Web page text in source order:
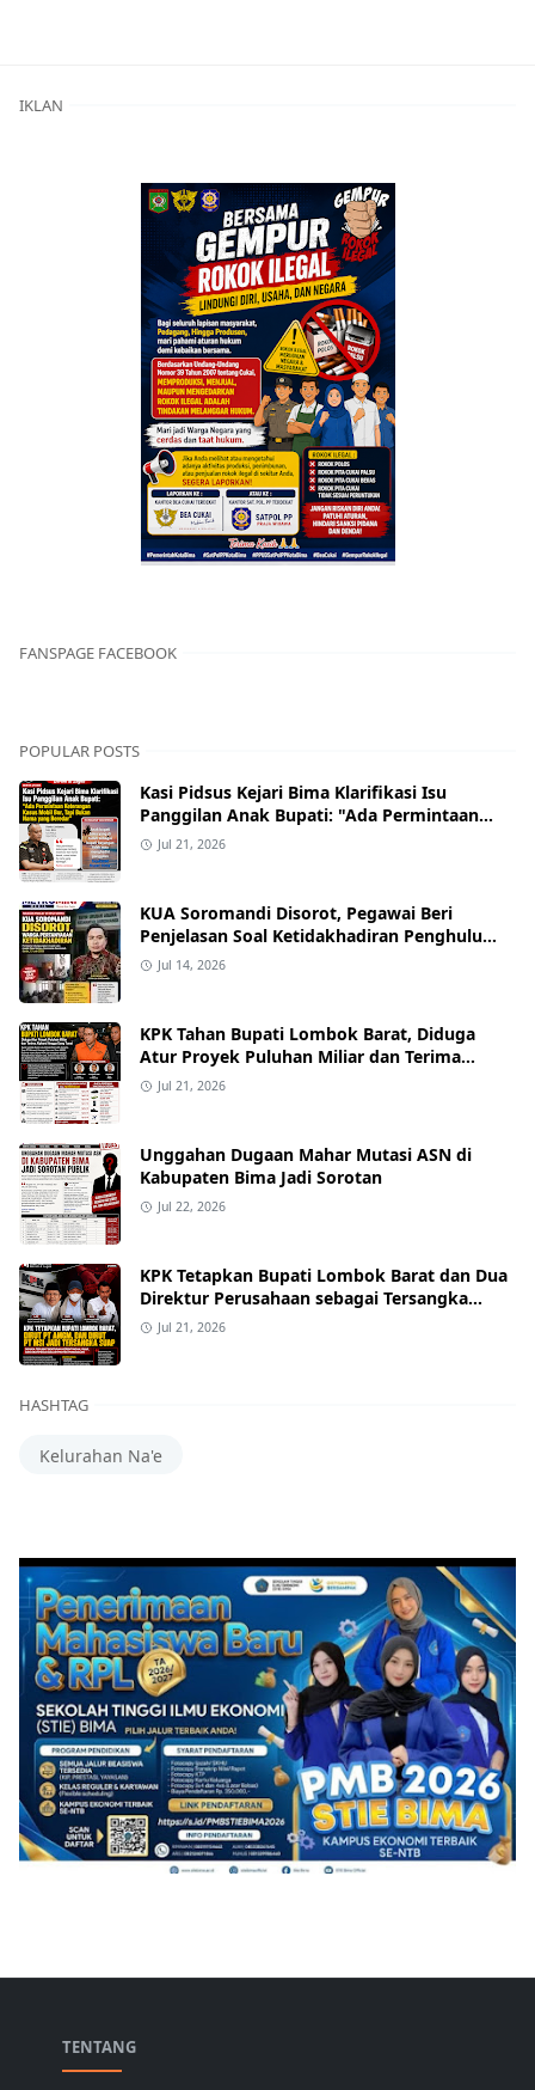
IKLAN
FANSPAGE FACEBOOK
POPULAR POSTS
Kasi Pidsus Kejari Bima Klarifikasi Isu
Panggilan Anak Bupati: "Ada Permintaan
Keterangan Kasus Mobil Bor, Tapi Bukan
Jul 21, 2026
KUA Soromandi Disorot, Pegawai Beri
Penjelasan Soal Ketidakhadiran Penghulu
pada Akad Nikah Mualaf
Jul 14, 2026
KPK Tahan Bupati Lombok Barat, Diduga
Atur Proyek Puluhan Miliar dan Terima
Alphard hingga Uang Tunai
Jul 21, 2026
Unggahan Dugaan Mahar Mutasi ASN di
Kabupaten Bima Jadi Sorotan
Jul 22, 2026
KPK Tetapkan Bupati Lombok Barat dan Dua
Direktur Perusahaan sebagai Tersangka
Dugaan Suap Proyek
Jul 21, 2026
HASHTAG
Kelurahan Na'e
TENTANG